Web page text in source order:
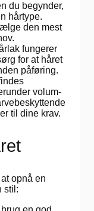
du begynder,
hårtype.
den mest
fungerer
for at håret
påføring.
volum-
til dine krav.
opnå en
stil: